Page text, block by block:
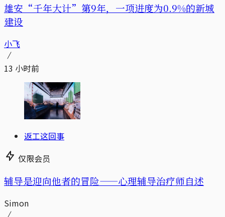
雄安“千年大计”第9年，一项进度为0.9%的新城
建设
小飞
13 小时前
返工这回事
仅限会员
辅导是迎向他者的冒险——心理辅导治疗师自述
Simon